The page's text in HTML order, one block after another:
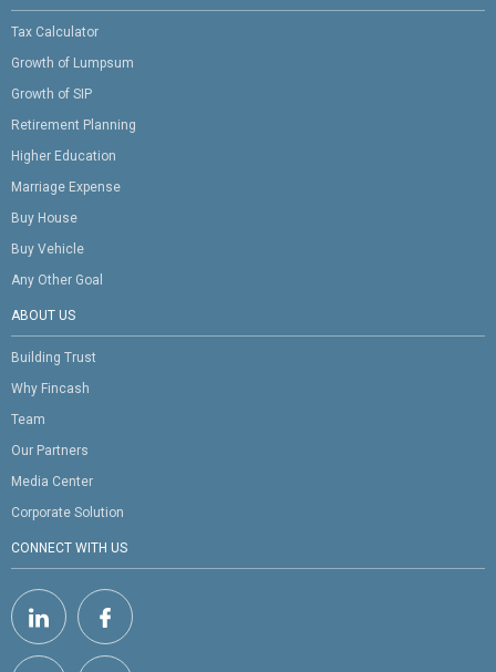
Tax Calculator
Growth of Lumpsum
Growth of SIP
Retirement Planning
Higher Education
Marriage Expense
Buy House
Buy Vehicle
Any Other Goal
ABOUT US
Building Trust
Why Fincash
Team
Our Partners
Media Center
Corporate Solution
CONNECT WITH US